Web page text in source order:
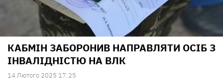
КАБМІН ЗАБОРОНИВ НАПРАВЛЯТИ ОСІБ З
ІНВАЛІДНІСТЮ НА ВЛК
14 Лютого 2025 17:25